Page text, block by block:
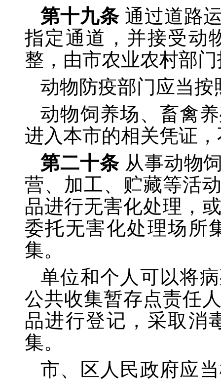
第十九条 通过道路
指定通道，并接受动
整，由市农业农村部
动物防疫部门应当
动物饲养场、畜禽
进入本市的相关凭证
第二十条 从事动物
营、加工、贮藏等活
品进行无害化处理，
委托无害化处理场所
集。
单位和个人可以将
公共收集暂存点责任
品进行登记，采取消
集。
市、区人民政府应